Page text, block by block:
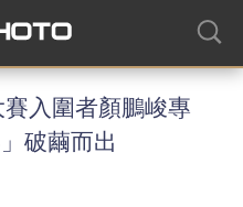
入圍者顏鵬峻專
破繭而出